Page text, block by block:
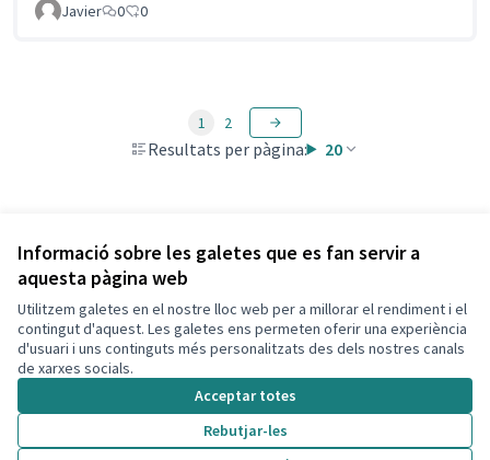
Informació sobre les galetes que es fan servir a
aquesta pàgina web
Utilitzem galetes en el nostre lloc web per a millorar el rendiment i el
contingut d'aquest. Les galetes ens permeten oferir una experiència
d'usuari i uns continguts més personalitzats des dels nostres canals
de xarxes socials.
Acceptar totes
Rebutjar-les
Javier 0 0
Resultats per pàgina: 20
1 2
Veure totes les propostes retirades
Termes i condicions d'ús
Configuració de les galetes
Decidim Calafell a X
(Enllaç extern)
Decidim Calafell a Facebook
Decidim Calafell a YouTube
Decidim Calafell a GitHub
(Enllaç extern)
Amb
(Enllaç